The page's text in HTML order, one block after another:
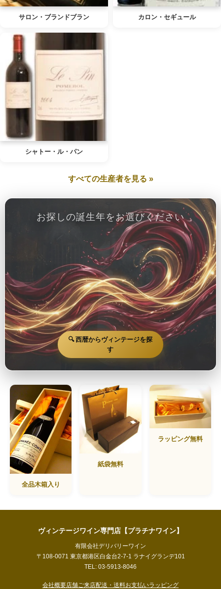
サロン・ブランドブラン カロン・セギュール
シャトー・ル・パン
すべての生産者を見る »
お探しの誕生年をお選びください
🔍 西暦からヴィンテージを探
す
全品木箱入り
紙袋無料
ラッピング無料
ヴィンテージワイン専門店【プラチナワイン】
有限会社デリバリーワイン
〒108-0071 東京都港区白金台2-7-1 ラナイグランデ101
TEL: 03-5913-8046
会社概要店舗ご来店配送・送料お支払いラッピング